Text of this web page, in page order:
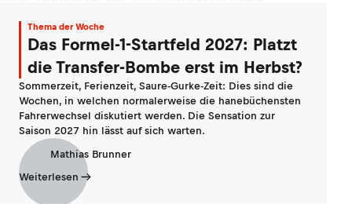
Thema der Woche
Das Formel-1-Startfeld 2027: Platzt
die Transfer-Bombe erst im Herbst?
Sommerzeit, Ferienzeit, Saure-Gurke-Zeit: Dies sind die
Wochen, in welchen normalerweise die hanebüchensten
Fahrerwechsel diskutiert werden. Die Sensation zur
Saison 2027 hin lässt auf sich warten.
Mathias Brunner
Weiterlesen